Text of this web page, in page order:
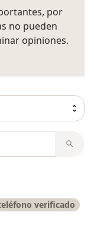
por
no pueden
opiniones.
verificado